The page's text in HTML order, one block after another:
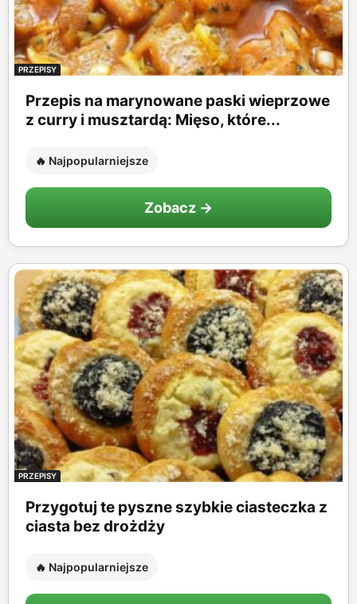
PRZEPISY
Przepis na marynowane paski wieprzowe
z curry i musztardą: Mięso, które...
🔥 Najpopularniejsze
Zobacz →
PRZEPISY
Przygotuj te pyszne szybkie ciasteczka z
ciasta bez drożdży
🔥 Najpopularniejsze